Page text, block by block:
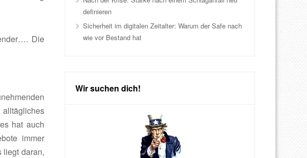
Die
hat auch
immer
liegt daran,
definieren
Sicherheit im digitalen Zeitalter: Warum der Safe nach
wie vor Bestand hat
Wir suchen dich!